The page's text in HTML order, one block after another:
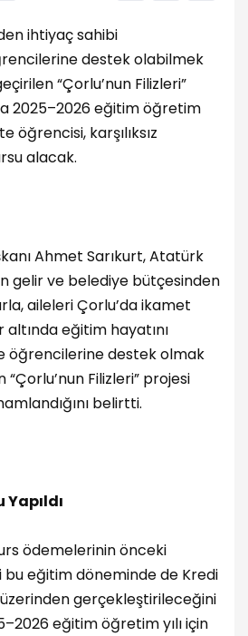
ihtiyaç sahibi
destek olabilmek
“Çorlu’nun Filizleri”
2025–2026 eğitim öğretim
öğrencisi, karşılıksız
alacak.
Ahmet Sarıkurt, Atatürk
gelir ve belediye bütçesinden
aileleri Çorlu’da ikamet
eğitim hayatını
öğrencilerine destek olmak
Filizleri” projesi
belirtti.
Yapıldı
ödemelerinin önceki
bu eğitim döneminde de Kredi
gerçekleştirileceğini
eğitim öğretim yılı için